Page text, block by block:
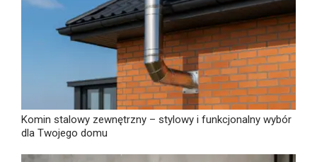
Komin stalowy zewnętrzny – stylowy i funkcjonalny wybór
dla Twojego domu